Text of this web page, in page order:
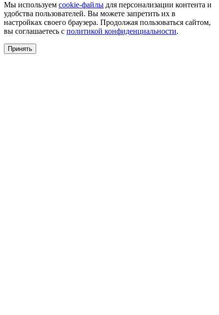
Мы используем cookie-файлы для персонализации контента и
удобства пользователей. Вы можете запретить их в
настройках своего браузера. Продолжая пользоваться сайтом,
вы соглашаетесь с политикой конфиденциальности.
Принять